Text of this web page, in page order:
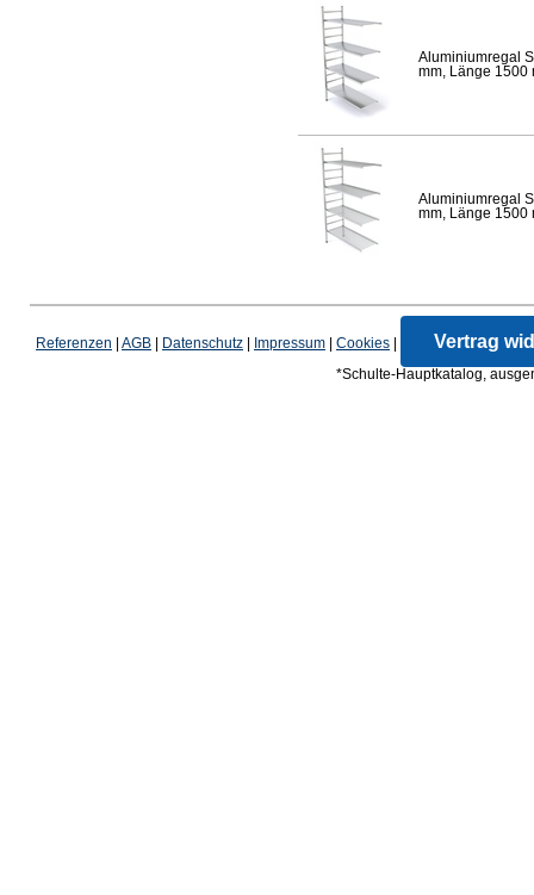
Aluminiumregal
mm, Länge 1500
Aluminiumregal
mm, Länge 1500
Referenzen AGB Datenschutz Impressum Cookies Vertrag
*Schulte-Hauptkatalog,